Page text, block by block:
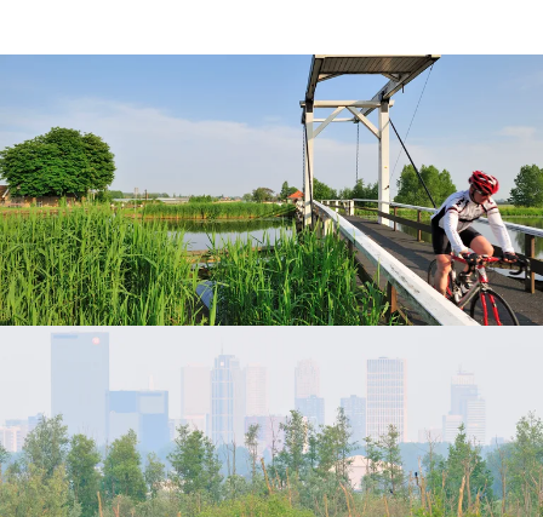
Stap op de fiets!
Fiets het Polderpad en ontdek het Rotterdams
platteland. Luister ondertussen naar de verhalen van
de Hoogheemraadschappen, boeren en historische